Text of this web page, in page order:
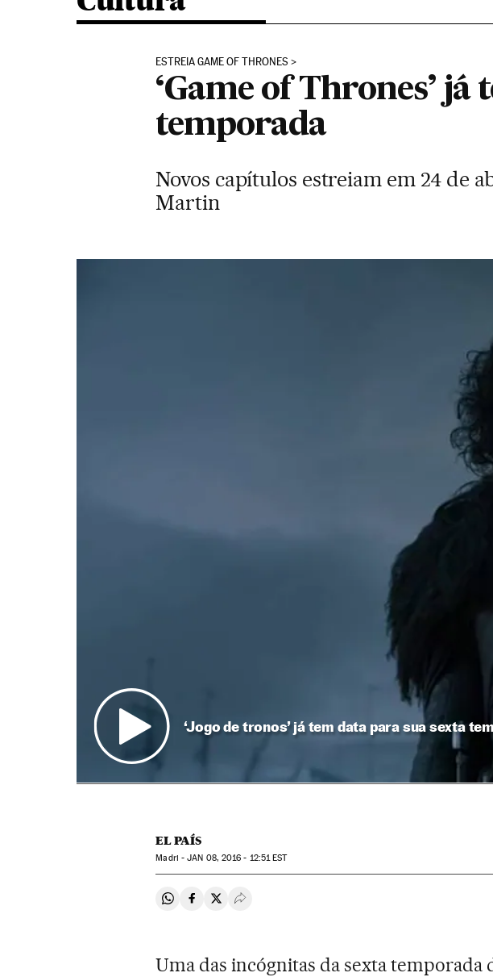
ESTREIA GAME OF THRONES
‘Game of Thrones’
temporada
Novos capítulos estreiam em 24 de
Martin
‘Jogo de tronos’ já tem data para sua sexta
EL PAÍS
Madri -JAN 08, 2016 - 12:51EST
Compartir en Whatsapp
Compartir en Facebook
Compartir en Twitter
Desplegar Redes Sociales
Uma das incógnitas da sexta temporada